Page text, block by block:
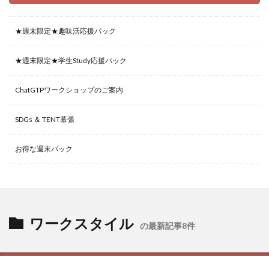
★週末限定★趣味活応援パック
★週末限定★学生Study応援パック
ChatGTPワークショップのご案内
SDGs ＆ TENT幕張
お得な週末パック
ワークスタイル の最新記事8件